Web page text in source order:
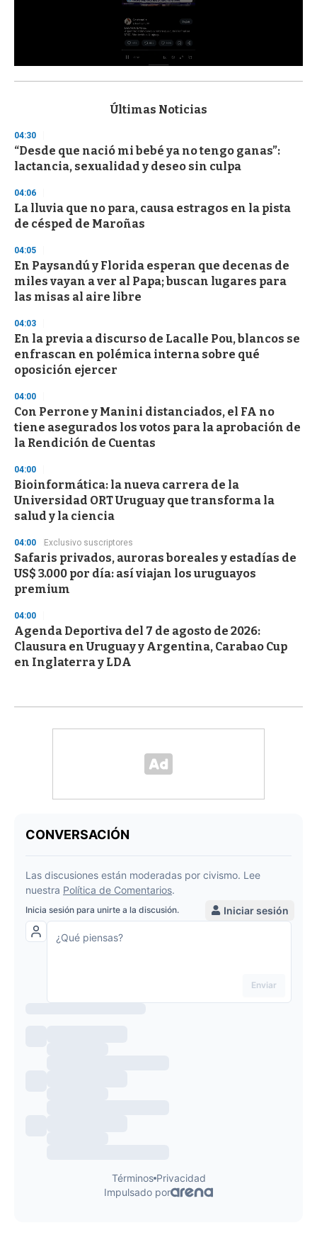
s
d
s
o
f
3
s
e
c
n
d
Últimas Noticias
04:30
“Desde que nació mi bebé ya no tengo ganas”:
lactancia, sexualidad y deseo sin culpa
04:06
La lluvia que no para, causa estragos en la pista
de césped de Maroñas
04:05
En Paysandú y Florida esperan que decenas de
miles vayan a ver al Papa; buscan lugares para
las misas al aire libre
04:03
En la previa a discurso de Lacalle Pou, blancos se
enfrascan en polémica interna sobre qué
oposición ejercer
04:00
Con Perrone y Manini distanciados, el FA no
tiene asegurados los votos para la aprobación de
la Rendición de Cuentas
04:00
Bioinformática: la nueva carrera de la
Universidad ORT Uruguay que transforma la
salud y la ciencia
04:00 Exclusivo suscriptores
Safaris privados, auroras boreales y estadías de
US$ 3.000 por día: así viajan los uruguayos
premium
04:00
Agenda Deportiva del 7 de agosto de 2026:
Clausura en Uruguay y Argentina, Carabao Cup
en Inglaterra y LDA